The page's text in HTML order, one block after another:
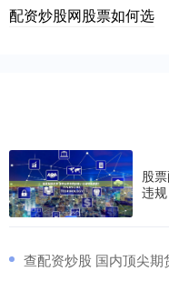
配资炒股网股票如何选
股
违规
查配资炒股 国内顶尖